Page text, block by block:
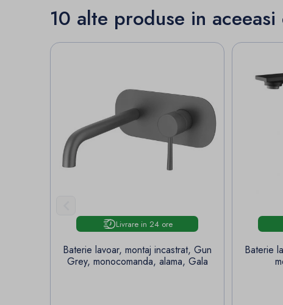
10 alte produse in
Livrare in 24 ore
Baterie lavoar, montaj incastrat, Gun
Grey, monocomanda, alama, Gala
Baterie